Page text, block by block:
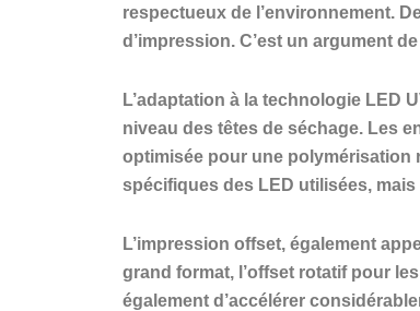
respectueux de l’environnement.
d’impression. C’est un argument
L’adaptation à la technologie LED
niveau des têtes de séchage. Les
optimisée pour une polymérisation
spécifiques des LED utilisées,
L’impression offset, également
grand format, l’offset rotatif pour
également d’accélérer